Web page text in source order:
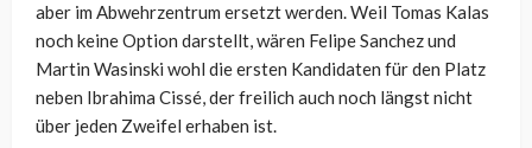
aber im Abwehrzentrum ersetzt werden. Weil Tomas Kalas
noch keine Option darstellt, wären Felipe Sanchez und
Martin Wasinski wohl die ersten Kandidaten für den Platz
neben Ibrahima Cissé, der freilich auch noch längst nicht
über jeden Zweifel erhaben ist.